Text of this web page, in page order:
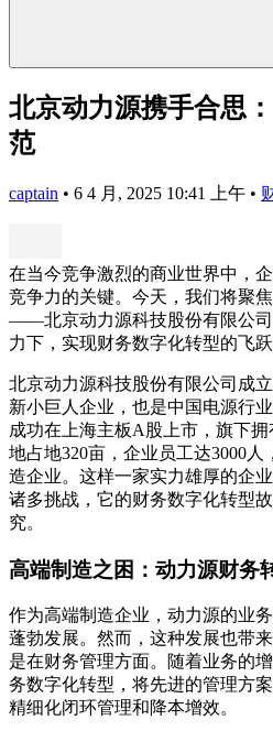
北京动力源携手合思
范
captain • 6 4 月, 2025 10:41 上午 •
在当今竞争激烈的商业世界中，
竞争力的关键。今天，我们将聚
——北京动力源科技股份有限公
力下，实现财务数字化转型的飞跃
北京动力源科技股份有限公司成
新小巨人企业，也是中国电源行
成功在上海主板A股上市，旗下
地占地320亩，企业员工达3000人
造企业。这样一家实力雄厚的企
诸多挑战，它的财务数字化转型
究。
高端制造之困：动力源财务
作为高端制造企业，动力源的业
蓬勃发展。然而，这种发展也带
是在财务管理方面。随着业务的
务数字化转型，将先进的管理方
精细化闭环管理和降本增效。